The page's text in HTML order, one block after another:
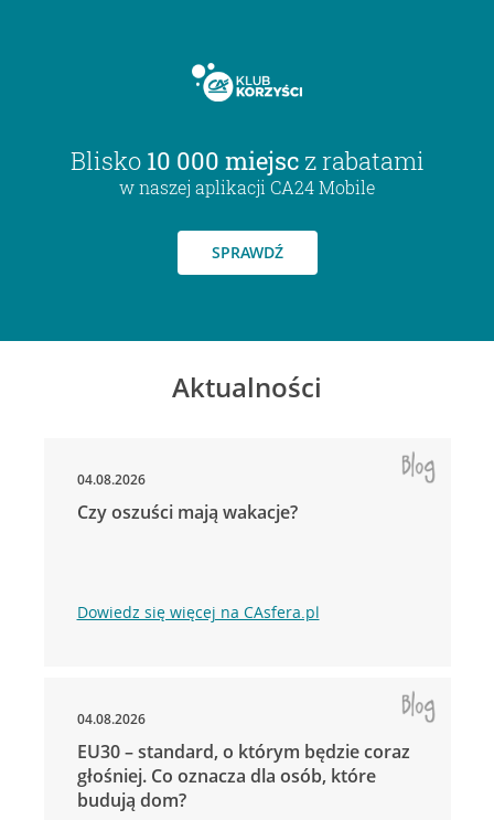
Blisko 10 000 miejsc z rabatami
w naszej aplikacji CA24 Mobile
SPRAWDŹ
Aktualności
04.08.2026
Czy oszuści mają wakacje?
Dowiedz się więcej na CAsfera.pl
04.08.2026
EU30 – standard, o którym będzie coraz
głośniej. Co oznacza dla osób, które
budują dom?